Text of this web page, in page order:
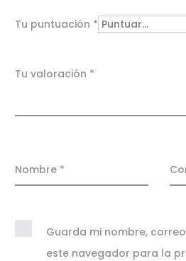
r
c
o
e
Tu puntuación *
Tu valoración *
Nombre *
Guarda mi nombre,
este navegador para la